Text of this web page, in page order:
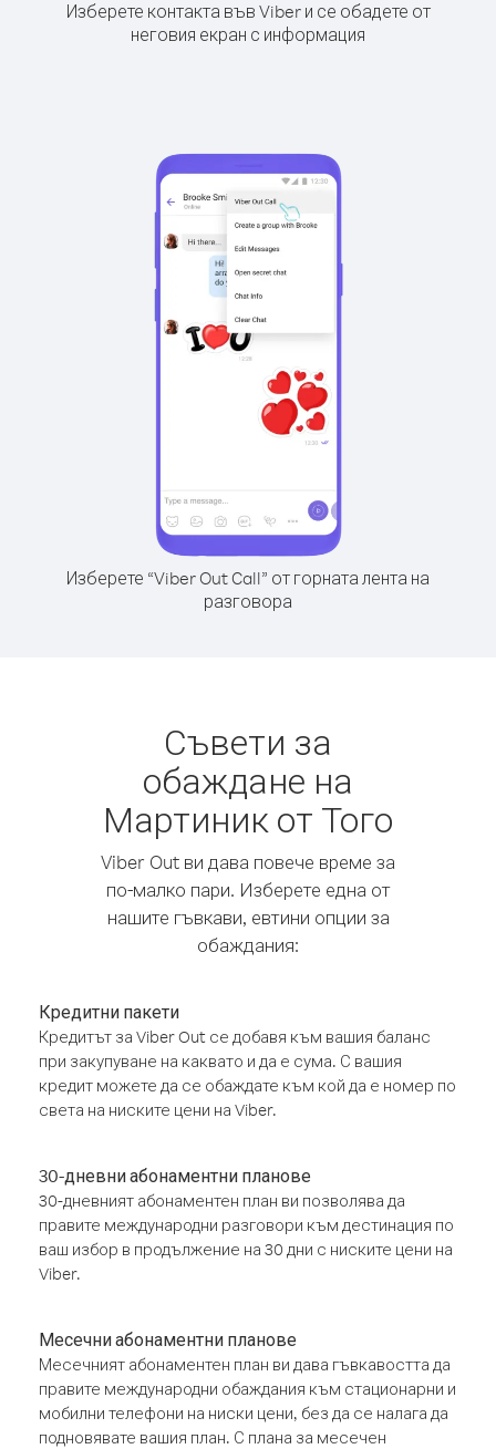
Изберете контакта във Viber и се обадете от
неговия екран с информация
Изберете “Viber Out Call” от горната лента на
разговора
Съвети за
обаждане на
Мартиник от Того
Viber Out ви дава повече време за
по-малко пари. Изберете една от
нашите гъвкави, евтини опции за
обаждания:
Кредитни пакети
Кредитът за Viber Out се добавя към вашия баланс
при закупуване на каквато и да е сума. С вашия
кредит можете да се обаждате към кой да е номер по
света на ниските цени на Viber.
30-дневни абонаментни планове
30-дневният абонаментен план ви позволява да
правите международни разговори към дестинация по
ваш избор в продължение на 30 дни с ниските цени на
Viber.
Месечни абонаментни планове
Месечният абонаментен план ви дава гъвкавостта да
правите международни обаждания към стационарни и
мобилни телефони на ниски цени, без да се налага да
подновявате вашия план. С плана за месечен